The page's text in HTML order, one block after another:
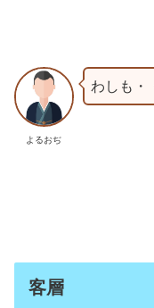
よるおぢ
わしも・
客層